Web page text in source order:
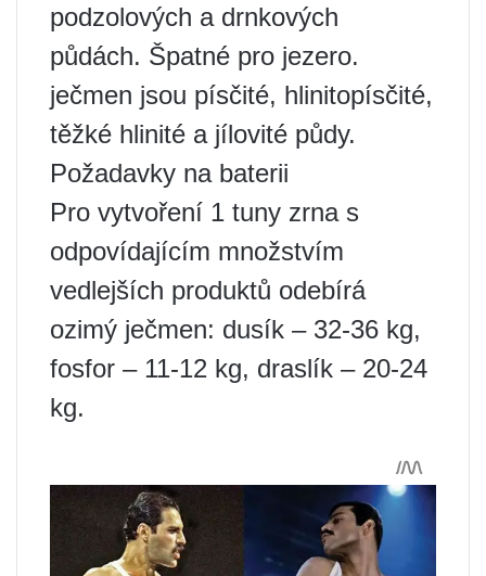
podzolových a drnkových
půdách. Špatné pro jezero.
ječmen jsou písčité, hlinitopísčité,
těžké hlinité a jílovité půdy.
Požadavky na baterii
Pro vytvoření 1 tuny zrna s
odpovídajícím množstvím
vedlejších produktů odebírá
ozimý ječmen: dusík – 32-36 kg,
fosfor – 11-12 kg, draslík – 20-24
kg.